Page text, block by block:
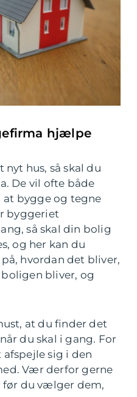
hjælpe
hus, så skal du
De vil ofte både
bygge og tegne
byggeriet
så skal din bolig
og her kan du
hvordan det bliver,
bliver, og
at du finder det
du skal i gang. For
sig i den
Vær derfor gerne
før du vælger dem,